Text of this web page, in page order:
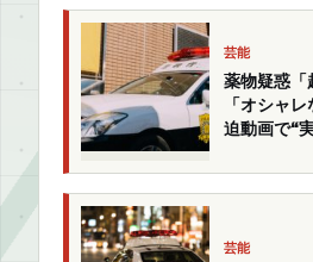
芸能
薬物疑惑「
「オシャ
迫動画で“
芸能